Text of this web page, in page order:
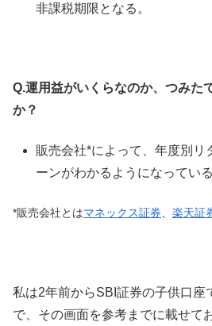
非課税期限となる。
Q.運用益がいくらなのか、つみた
か？
販売会社*によって、年度別リ
ーンがわかるようになってい
*販売会社とはマネックス証券、 楽天証
私は2年前からSBI証券の子供口座
で、その画面を参考までに載せて